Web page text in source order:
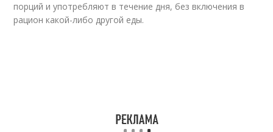
порций и употребляют в течение дня, без включения в
рацион какой-либо другой еды.